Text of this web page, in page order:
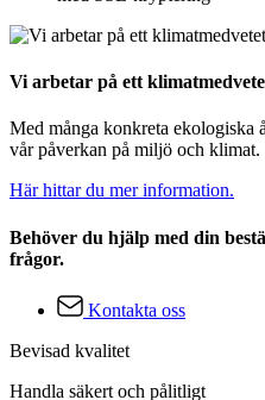
Vi arbetar på ett
Med många konkreta ekologiska
vår påverkan på miljö och klimat.
Här hittar du mer information.
Behöver du hjälp med din
frågor.
Kontakta oss
Bevisad kvalitet
Handla säkert och pålitligt